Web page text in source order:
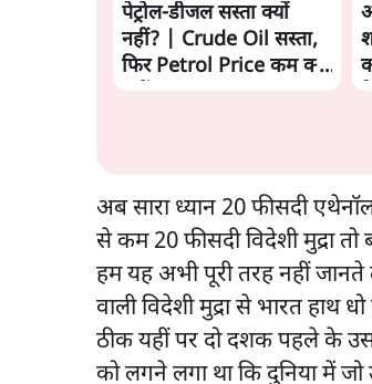
पेट्रोल-डीजल सस्ता क्यों
नहीं? | Crude Oil सस्ता,
फिर Petrol Price कम क्यों
अब सारा ध्यान 20 फीसदी
से कम 20 फीसदी विदेशी मुद्रा
हम यह अभी पूरी तरह नहीं
वाली विदेशी मुद्रा से भारत हाथ धो
ठीक यहीं पर दो दशक पहले के
को लगने लगा था कि दुनिया में